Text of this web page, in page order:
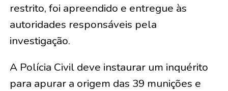
restrito, foi apreendido e entregue às
autoridades responsáveis pela
investigação.
A Polícia Civil deve instaurar um inquérito
para apurar a origem das 39 munições e